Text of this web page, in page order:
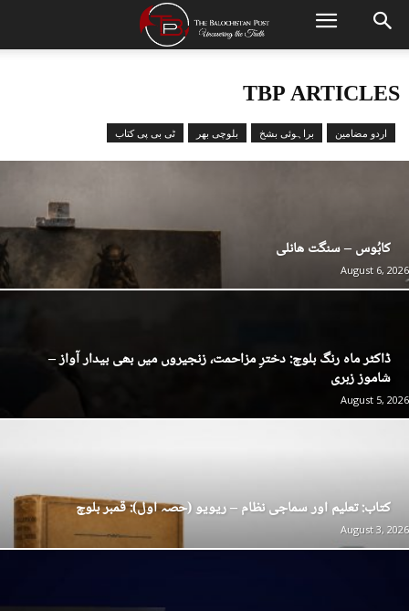
TBP ARTICLES
اردو مضامین براہوئی بشخ بلوچی بھر ٹی بی پی کتاب
کابُوس – سنگت ھانلی
August 6, 2026
ڈاکٹر ماہ رنگ بلوچ: دخترِ مزاحمت، زنجیروں میں بھی بیدار آواز –
شاموز زہری
August 5, 2026
کتاب: تعلیم اور سماجی نظام – ریویو (حصہ اول): قمبر بلوچ
August 3, 2026